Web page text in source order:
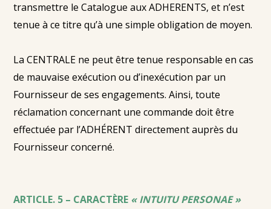
transmettre le Catalogue aux ADHERENTS, et n’est
tenue à ce titre qu’à une simple obligation de moyen.
La CENTRALE ne peut être tenue responsable en cas
de mauvaise exécution ou d’inexécution par un
Fournisseur de ses engagements. Ainsi, toute
réclamation concernant une commande doit être
effectuée par l’ADHÉRENT directement auprès du
Fournisseur concerné.
ARTICLE. 5 – CARACTÈRE « INTUITU PERSONAE »